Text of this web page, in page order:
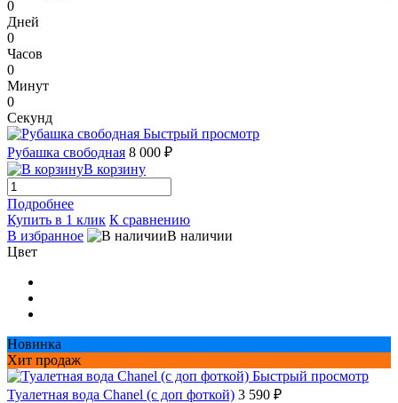
0
Дней
0
Часов
0
Минут
0
Секунд
Быстрый просмотр
Рубашка свободная 8 000 ₽
В корзину
Подробнее
Купить в 1 клик К сравнению
В избранное
В наличии
Цвет
Новинка
Хит продаж
Быстрый просмотр
Туалетная вода Chanel (с доп фоткой) 3 590 ₽